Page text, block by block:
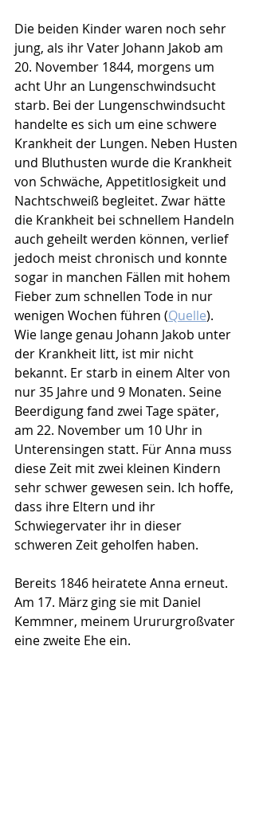
Die beiden Kinder waren noch sehr
jung, als ihr Vater Johann Jakob am
20. November 1844, morgens um
acht Uhr an Lungenschwindsucht
starb. Bei der Lungenschwindsucht
handelte es sich um eine schwere
Krankheit der Lungen. Neben Husten
und Bluthusten wurde die Krankheit
von Schwäche, Appetitlosigkeit und
Nachtschweiß begleitet. Zwar hätte
die Krankheit bei schnellem Handeln
auch geheilt werden können, verlief
jedoch meist chronisch und konnte
sogar in manchen Fällen mit hohem
Fieber zum schnellen Tode in nur
wenigen Wochen führen (Quelle).
Wie lange genau Johann Jakob unter
der Krankheit litt, ist mir nicht
bekannt. Er starb in einem Alter von
nur 35 Jahre und 9 Monaten. Seine
Beerdigung fand zwei Tage später,
am 22. November um 10 Uhr in
Unterensingen statt. Für Anna muss
diese Zeit mit zwei kleinen Kindern
sehr schwer gewesen sein. Ich hoffe,
dass ihre Eltern und ihr
Schwiegervater ihr in dieser
schweren Zeit geholfen haben.
Bereits 1846 heiratete Anna erneut.
Am 17. März ging sie mit Daniel
Kemmner, meinem Urururgroßvater
eine zweite Ehe ein.